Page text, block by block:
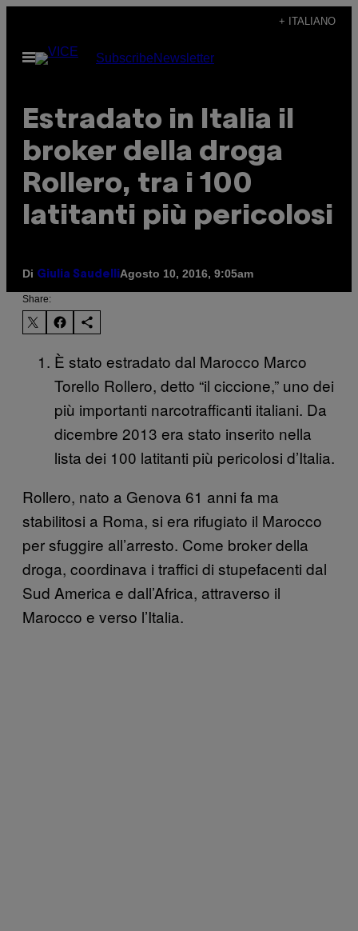
contenuto
+ ITALIANO
Apri
SubscribeNewsletter
Estradato in Italia il
broker della droga
Rollero, tra i 100
latitanti più pericolosi
Di Giulia SaudelliAgosto 10, 2016, 9:05am
Share:
È stato estradato dal Marocco Marco
Torello Rollero, detto “il ciccione,” uno dei
più importanti narcotrafficanti italiani. Da
dicembre 2013 era stato inserito nella
lista dei 100 latitanti più pericolosi d’Italia.
Rollero, nato a Genova 61 anni fa ma
stabilitosi a Roma, si era rifugiato il Marocco
per sfuggire all’arresto. Come broker della
droga, coordinava i traffici di stupefacenti dal
Sud America e dall’Africa, attraverso il
Marocco e verso l’Italia.